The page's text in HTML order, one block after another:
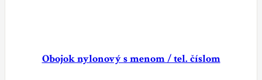
Obojok nylonový s menom / tel. číslom